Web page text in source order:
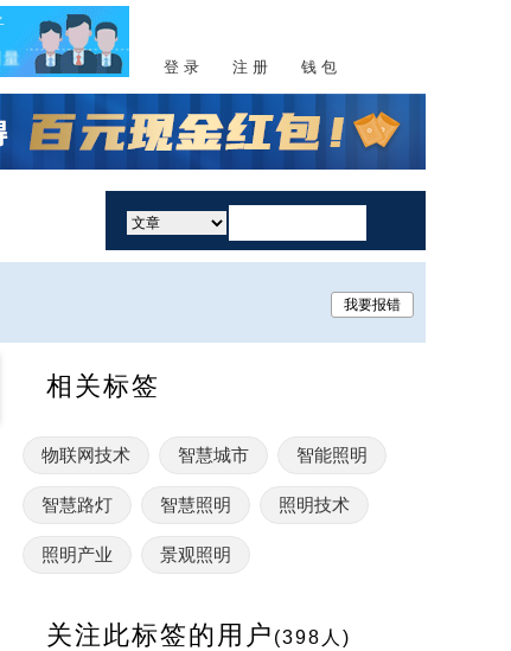
登 录 注 册 钱 包
我要报错
相关标签
物联网技术 智慧城市 智能照明
智慧路灯 智慧照明 照明技术
照明产业 景观照明
关注此标签的用户 (398人)